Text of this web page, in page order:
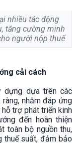
nhiều tác động
tăng cường minh
người nộp thuế
cải cách
dựng dựa trên các
nhằm đáp ứng
trợ phát triển kinh
đến hoàn thiện
toàn bộ nguồn thu,
thuế suất, đảm bảo